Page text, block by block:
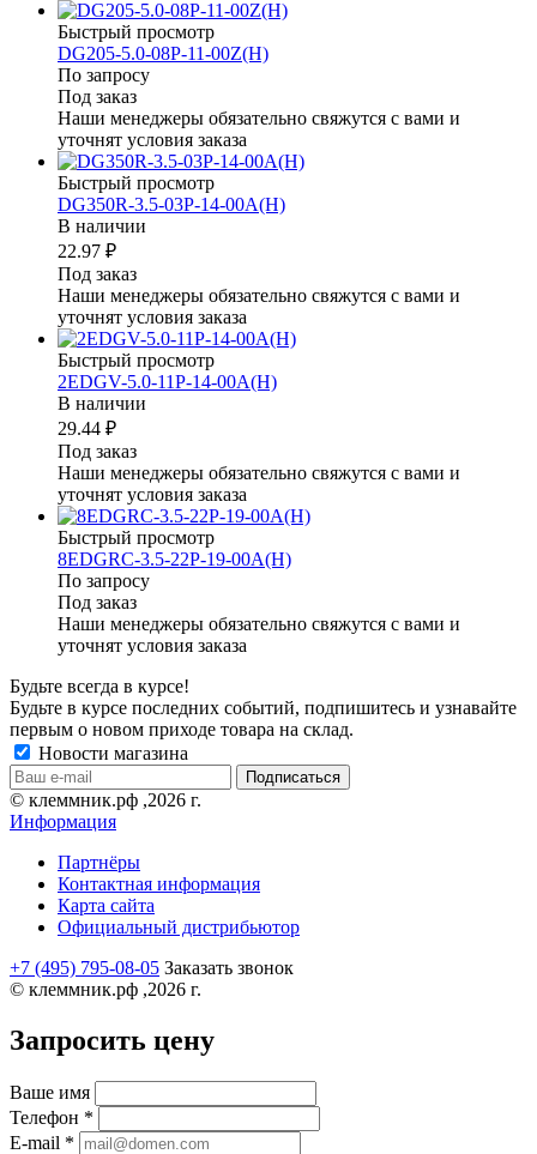
Быстрый просмотр
DG205-5.0-08P-11-00Z(H)
По запросу
Под заказ
Наши менеджеры обязательно свяжутся с вами и
уточнят условия заказа
Быстрый просмотр
DG350R-3.5-03P-14-00A(H)
В наличии
22.97 ₽
Под заказ
Наши менеджеры обязательно свяжутся с вами и
уточнят условия заказа
Быстрый просмотр
2EDGV-5.0-11P-14-00A(H)
В наличии
29.44 ₽
Под заказ
Наши менеджеры обязательно свяжутся с вами и
уточнят условия заказа
Быстрый просмотр
8EDGRC-3.5-22P-19-00A(H)
По запросу
Под заказ
Наши менеджеры обязательно свяжутся с вами и
уточнят условия заказа
Будьте всегда в курсе!
Будьте в курсе последних событий, подпишитесь и узнавайте
первым о новом приходе товара на склад.
Новости магазина
© клеммник.рф ,2026 г.
Информация
Партнёры
Контактная информация
Карта сайта
Официальный дистрибьютор
+7 (495) 795-08-05 Заказать звонок
© клеммник.рф ,2026 г.
Запросить цену
Ваше имя
Телефон *
E-mail *